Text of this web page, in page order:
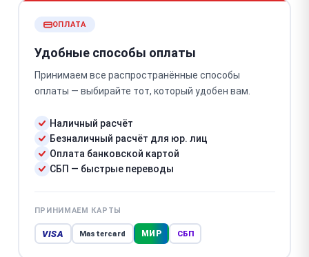
ОПЛАТА
Удобные способы оплаты
Принимаем все распространённые способы
оплаты — выбирайте тот, который удобен вам.
Наличный расчёт
Безналичный расчёт для юр. лиц
Оплата банковской картой
СБП — быстрые переводы
ПРИНИМАЕМ КАРТЫ
VISA Mastercard МИР СБП